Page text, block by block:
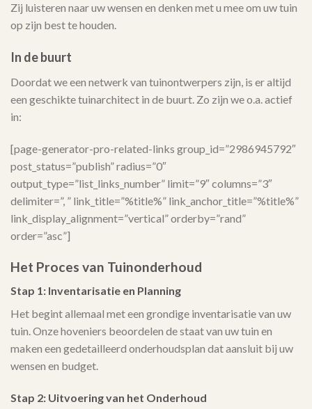
Zij luisteren naar uw wensen en denken met u mee om uw tuin
op zijn best te houden.
In de buurt
Doordat we een netwerk van tuinontwerpers zijn, is er altijd
een geschikte tuinarchitect in de buurt. Zo zijn we o.a. actief
in:
[page-generator-pro-related-links group_id=”2986945792″
post_status=”publish” radius=”0″
output_type=”list_links_number” limit=”9″ columns=”3″
delimiter=”, ” link_title=”%title%” link_anchor_title=”%title%”
link_display_alignment=”vertical” orderby=”rand”
order=”asc”]
Het Proces van Tuinonderhoud
Stap 1: Inventarisatie en Planning
Het begint allemaal met een grondige inventarisatie van uw
tuin. Onze hoveniers beoordelen de staat van uw tuin en
maken een gedetailleerd onderhoudsplan dat aansluit bij uw
wensen en budget.
Stap 2: Uitvoering van het Onderhoud